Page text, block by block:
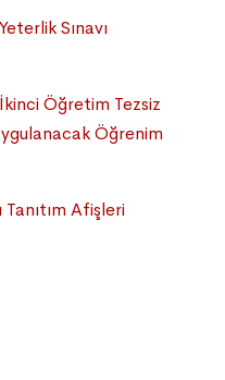
Sınavı
Öğretim Tezsiz
Öğrenim
Tanıtım Afişleri